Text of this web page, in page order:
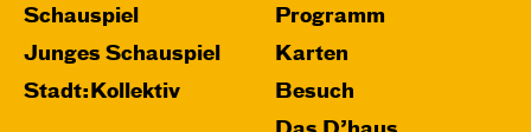
JUNGES SCHAUSPIEL
Wolf
Ein Stück über Mut und Freundschaft
Schauspiel
Junges Schauspiel
Stadt:Kollektiv
Programm
Karten
Besuch